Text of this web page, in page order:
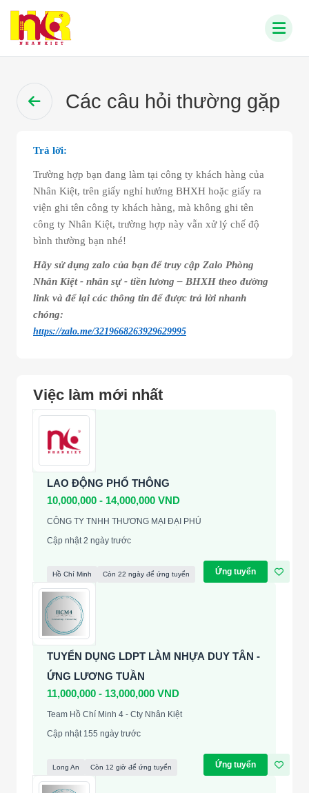
Các câu hỏi thường gặp
Trả lời:
Trường hợp bạn đang làm tại công ty khách hàng của
Nhân Kiệt, trên giấy nghỉ hưởng BHXH hoặc giấy ra
viện ghi tên công ty khách hàng, mà không ghi tên
công ty Nhân Kiệt, trường hợp này vẫn xử lý chế độ
bình thường bạn nhé!
Hãy sử dụng zalo của bạn để truy cập Zalo Phòng
Nhân Kiệt - nhân sự - tiền lương – BHXH theo đường
link và để lại các thông tin để được trả lời nhanh
chóng:
https://zalo.me/3219668263929629995
Việc làm mới nhất
LAO ĐỘNG PHỔ THÔNG
10,000,000 - 14,000,000 VND
CÔNG TY TNHH THƯƠNG MẠI ĐẠI PHÚ
Cập nhật 2 ngày trước
Hồ Chí Minh Còn 22 ngày để ứng tuyển Ứng tuyển
TUYỂN DỤNG LDPT LÀM NHỰA DUY TÂN -
ỨNG LƯƠNG TUẦN
11,000,000 - 13,000,000 VND
Team Hồ Chí Minh 4 - Cty Nhân Kiệt
Cập nhật 155 ngày trước
Long An Còn 12 giờ để ứng tuyển Ứng tuyển